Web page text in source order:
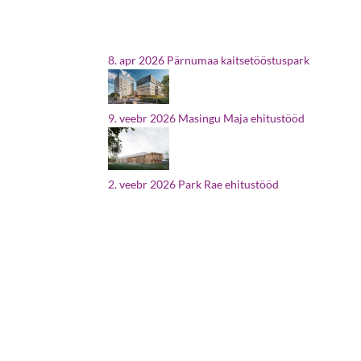
8. apr 2026 Pärnumaa kaitsetööstuspark
9. veebr 2026 Masingu Maja ehitustööd
2. veebr 2026 Park Rae ehitustööd